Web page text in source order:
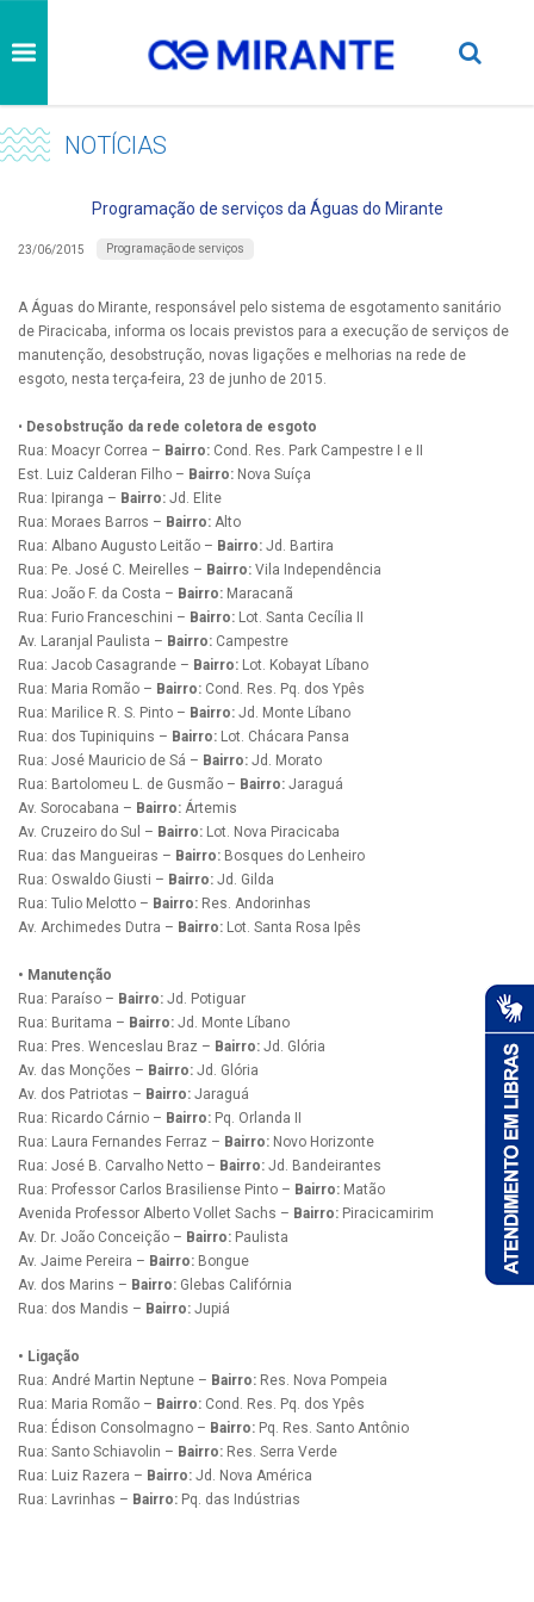
NOTÍCIAS
Programação de serviços da Águas do Mirante
23/06/2015 Programação de serviços
A Águas do Mirante, responsável pelo sistema de esgotamento sanitário
de Piracicaba, informa os locais previstos para a execução de serviços de
manutenção, desobstrução, novas ligações e melhorias na rede de
esgoto, nesta terça-feira, 23 de junho de 2015.
• Desobstrução da rede coletora de esgoto
Rua: Moacyr Correa – Bairro: Cond. Res. Park Campestre I e II
Est. Luiz Calderan Filho – Bairro: Nova Suíça
Rua: Ipiranga – Bairro: Jd. Elite
Rua: Moraes Barros – Bairro: Alto
Rua: Albano Augusto Leitão – Bairro: Jd. Bartira
Rua: Pe. José C. Meirelles – Bairro: Vila Independência
Rua: João F. da Costa – Bairro: Maracanã
Rua: Furio Franceschini – Bairro: Lot. Santa Cecília II
Av. Laranjal Paulista – Bairro: Campestre
Rua: Jacob Casagrande – Bairro: Lot. Kobayat Líbano
Rua: Maria Romão – Bairro: Cond. Res. Pq. dos Ypês
Rua: Marilice R. S. Pinto – Bairro: Jd. Monte Líbano
Rua: dos Tupiniquins – Bairro: Lot. Chácara Pansa
Rua: José Mauricio de Sá – Bairro: Jd. Morato
Rua: Bartolomeu L. de Gusmão – Bairro: Jaraguá
Av. Sorocabana – Bairro: Ártemis
Av. Cruzeiro do Sul – Bairro: Lot. Nova Piracicaba
Rua: das Mangueiras – Bairro: Bosques do Lenheiro
Rua: Oswaldo Giusti – Bairro: Jd. Gilda
Rua: Tulio Melotto – Bairro: Res. Andorinhas
Av. Archimedes Dutra – Bairro: Lot. Santa Rosa Ipês
• Manutenção
Rua: Paraíso – Bairro: Jd. Potiguar
Rua: Buritama – Bairro: Jd. Monte Líbano
Rua: Pres. Wenceslau Braz – Bairro: Jd. Glória
Av. das Monções – Bairro: Jd. Glória
Av. dos Patriotas – Bairro: Jaraguá
Rua: Ricardo Cárnio – Bairro: Pq. Orlanda II
Rua: Laura Fernandes Ferraz – Bairro: Novo Horizonte
Rua: José B. Carvalho Netto – Bairro: Jd. Bandeirantes
Rua: Professor Carlos Brasiliense Pinto – Bairro: Matão
Avenida Professor Alberto Vollet Sachs – Bairro: Piracicamirim
Av. Dr. João Conceição – Bairro: Paulista
Av. Jaime Pereira – Bairro: Bongue
Av. dos Marins – Bairro: Glebas Califórnia
Rua: dos Mandis – Bairro: Jupiá
• Ligação
Rua: André Martin Neptune – Bairro: Res. Nova Pompeia
Rua: Maria Romão – Bairro: Cond. Res. Pq. dos Ypês
Rua: Édison Consolmagno – Bairro: Pq. Res. Santo Antônio
Rua: Santo Schiavolin – Bairro: Res. Serra Verde
Rua: Luiz Razera – Bairro: Jd. Nova América
Rua: Lavrinhas – Bairro: Pq. das Indústrias